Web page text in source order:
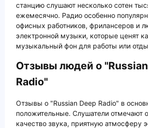
станцию слушают несколько сотен
ежемесячно. Радио особенно
офисных работников, фрилансеров и
электронной музыки, которые ценят
музыкальный фон для работы или
Отзывы людей о
Radio"
Отзывы о "Russian Deep Radio" в
положительные. Слушатели отмечают
качество звука, приятную атмосферу